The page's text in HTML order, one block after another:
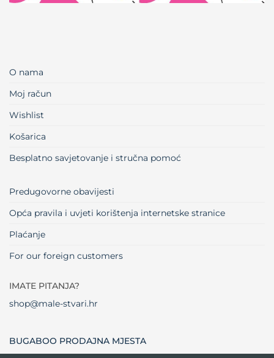
O nama
Moj račun
Wishlist
Košarica
Besplatno savjetovanje i stručna pomoć
Predugovorne obavijesti
Opća pravila i uvjeti korištenja internetske stranice
Plaćanje
For our foreign customers
IMATE PITANJA?
shop@male-stvari.hr
BUGABOO PRODAJNA MJESTA